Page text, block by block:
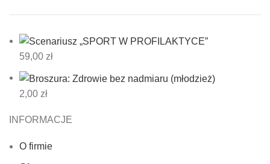
59,00 zł
2,00 zł
INFORMACJE
O firmie